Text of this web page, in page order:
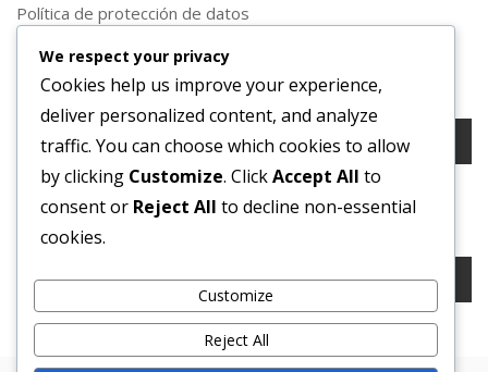
Política de protección de datos
Buscar
for:
Buscar
We respect your privacy
Cookies help us improve your experience,
deliver personalized content, and analyze
traffic. You can choose which cookies to allow
by clicking Customize. ClickAccept All to
consent or Reject All to decline non-essential
cookies.
Customize
Reject All